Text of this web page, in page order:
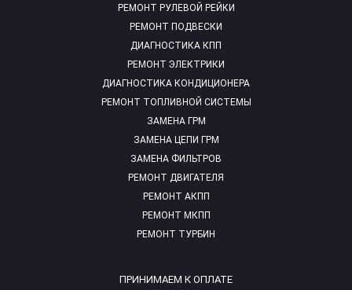
РЕМОНТ РУЛЕВОЙ РЕЙКИ
РЕМОНТ ПОДВЕСКИ
ДИАГНОСТИКА КПП
РЕМОНТ ЭЛЕКТРИКИ
ДИАГНОСТИКА КОНДИЦИОНЕРА
РЕМОНТ ТОПЛИВНОЙ СИСТЕМЫ
ЗАМЕНА ГРМ
ЗАМЕНА ЦЕПИ ГРМ
ЗАМЕНА ФИЛЬТРОВ
РЕМОНТ ДВИГАТЕЛЯ
РЕМОНТ АКПП
РЕМОНТ МКПП
РЕМОНТ ТУРБИН
ПРИНИМАЕМ К ОПЛАТЕ